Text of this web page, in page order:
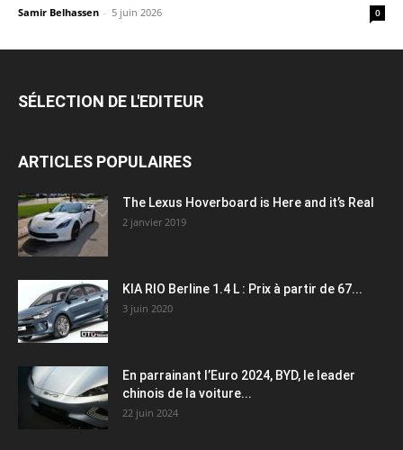
Samir Belhassen - 5 juin 2026 0
SÉLECTION DE L'EDITEUR
ARTICLES POPULAIRES
The Lexus Hoverboard is Here and it’s Real
2 janvier 2019
KIA RIO Berline 1.4 L : Prix à partir de 67...
3 juin 2020
En parrainant l’Euro 2024, BYD, le leader
chinois de la voiture...
22 juin 2024